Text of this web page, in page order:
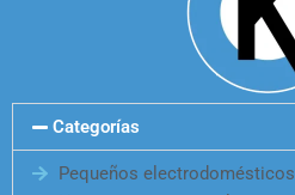
Categorías
Pequeños electrodomésticos